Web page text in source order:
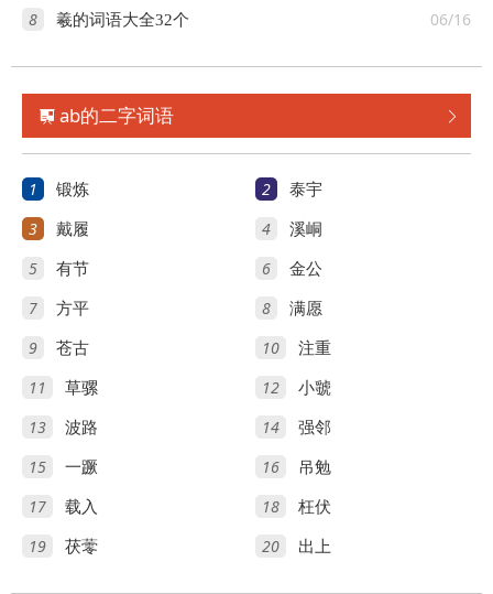
8 06/16
羲的词语大全32个

 ab的二字词语
1 锻炼 2 泰宇
3 戴履 4 溪峒
5 有节 6 金公
7 方平 8 满愿
9 苍古 10 注重
11 草骡 12 小虢
13 波路 14 强邻
15 一蹶 16 吊勉
17 载入 18 枉伏
19 茯蕶 20 出上